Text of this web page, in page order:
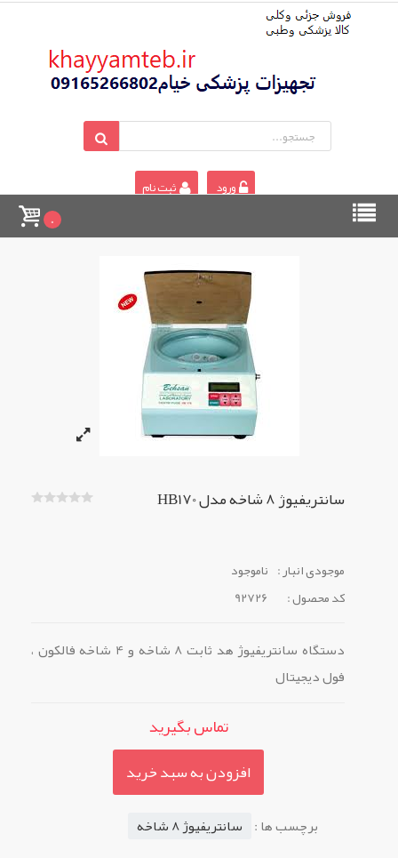
ورود ثبت نام
0
سانتریفیوژ 8 شاخه مدل HB170
موجودی انبار : ناموجود
کد محصول :
92726
دستگاه سانتریفیوژ هد ثابت 8 شاخه و 4 شاخه فالکون ،
فول دیجیتال
تماس بگیرید
افزودن به سبد خرید
برچسب ها : سانتریفیوژ 8 شاخه